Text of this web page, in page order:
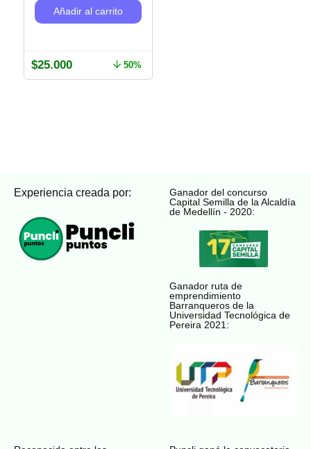
Añadir al carrito
$25.000 50%
Experiencia creada por:
Ganador del concurso
Capital Semilla de la Alcaldía
de Medellín - 2020:
Ganador ruta de
emprendimiento
Barranqueros de la
Universidad Tecnológica de
Pereira 2021: